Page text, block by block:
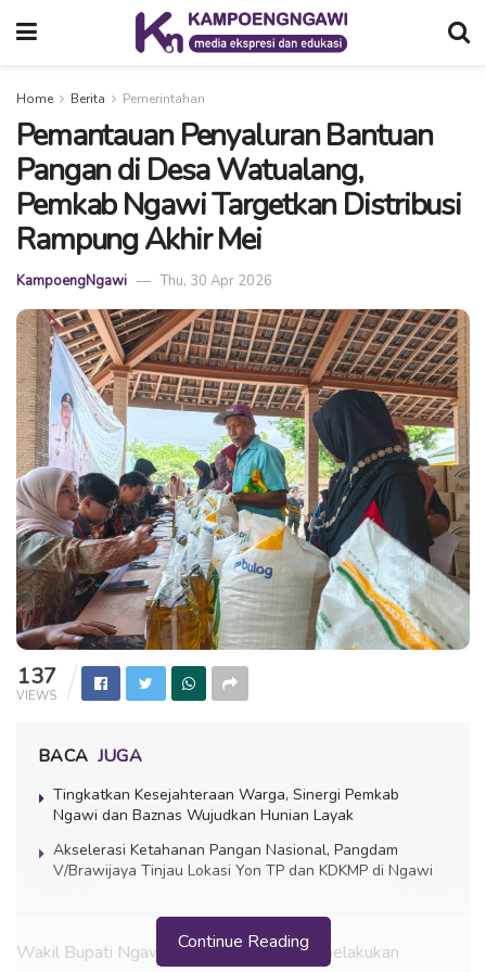
Home Berita Pemerintahan
Pemantauan Penyaluran Bantuan
Pangan di Desa Watualang,
Pemkab Ngawi Targetkan Distribusi
Rampung Akhir Mei
KampoengNgawi Thu, 30 Apr 2026
137
VIEWS
BACA JUGA
Tingkatkan Kesejahteraan Warga, Sinergi Pemkab
Ngawi dan Baznas Wujudkan Hunian Layak
Akselerasi Ketahanan Pangan Nasional, Pangdam
V/Brawijaya Tinjau Lokasi Yon TP dan KDKMP di Ngawi
Wakil Bupati Ngawi Dwi Rianto Jatmiko melakukan
Continue Reading